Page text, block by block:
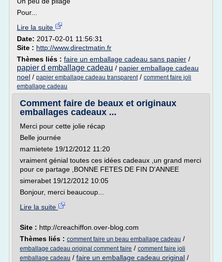
Pour...
Lire la suite
Date: 2017-02-01 11:56:31
Site : http://www.directmatin.fr
Thèmes liés : faire un emballage cadeau sans papier /
papier d emballage cadeau / papier emballage cadeau
noel / papier emballage cadeau transparent/ comment faire joli
emballage cadeau
Comment faire de beaux et originaux
emballages cadeaux ...
Merci pour cette jolie récap
Belle journée
mamietete 19/12/2012 11:20
vraiment génial toutes ces idées cadeaux ,un grand merci
pour ce partage ,BONNE FETES DE FIN D'ANNEE
simerabet 19/12/2012 10:05
Bonjour, merci beaucoup...
Lire la suite
Site : http://creachiffon.over-blog.com
Thèmes liés : comment faire un beau emballage cadeau /
emballage cadeau original comment faire / comment faire joli
emballage cadeau / faire un emballage cadeau original /